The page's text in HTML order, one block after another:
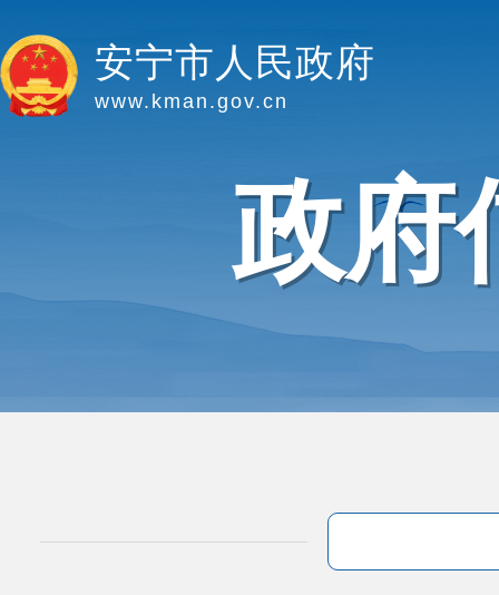
安宁市人民政府
www.kman.gov.cn
政府